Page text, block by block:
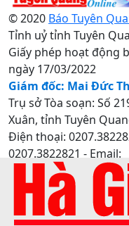
© 2020 Báo Tuyên
Tỉnh uỷ tỉnh Tuyên
Giấy phép hoạt động
ngày 17/03/2022
Giám đốc: Mai Đức
Trụ sở Tòa soạn: Số
Xuân, tỉnh Tuyên
Điện thoại:
0207.3822821 - Email: